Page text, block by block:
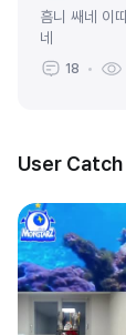
흠니 쌔네 이
네
18
User Catch